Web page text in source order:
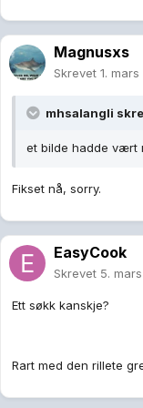
Magnusxs
Skrevet 1. mars
mhsalangli
et bilde hadde vært
Fikset nå, sorry.
EasyCook
Skrevet 5.
Ett søkk kanskje?
Rart med den rillete